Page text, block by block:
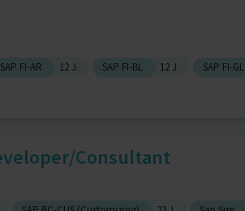
SAP FI-AR 12 J. SAP FI-BL 12 J. SAP FI-GL
Consultant